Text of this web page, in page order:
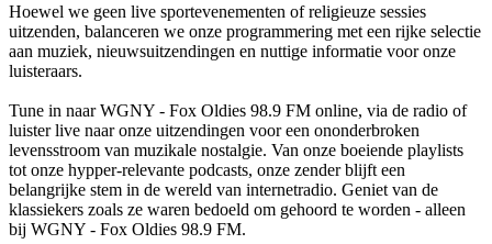
Hoewel we geen live sportevenementen of religieuze sessies
uitzenden, balanceren we onze programmering met een rijke selectie
aan muziek, nieuwsuitzendingen en nuttige informatie voor onze
luisteraars.
Tune in naar WGNY - Fox Oldies 98.9 FM online, via de radio of
luister live naar onze uitzendingen voor een ononderbroken
levensstroom van muzikale nostalgie. Van onze boeiende playlists
tot onze hypper-relevante podcasts, onze zender blijft een
belangrijke stem in de wereld van internetradio. Geniet van de
klassiekers zoals ze waren bedoeld om gehoord te worden - alleen
bij WGNY - Fox Oldies 98.9 FM.